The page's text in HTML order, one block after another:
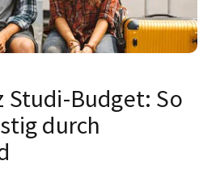
Budget: So
durch